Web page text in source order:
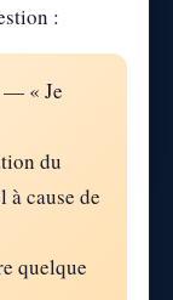
:
du
à cause de
quelque